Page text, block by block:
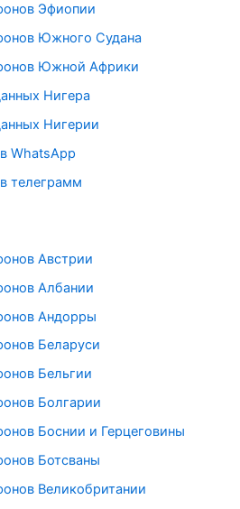
Эфиопии
Южного Судана
Южной Африки
Нигера
Нигерии
WhatsApp
телеграмм
Австрии
Албании
Андорры
Беларуси
Бельгии
Болгарии
Боснии и Герцеговины
Ботсваны
Великобритании